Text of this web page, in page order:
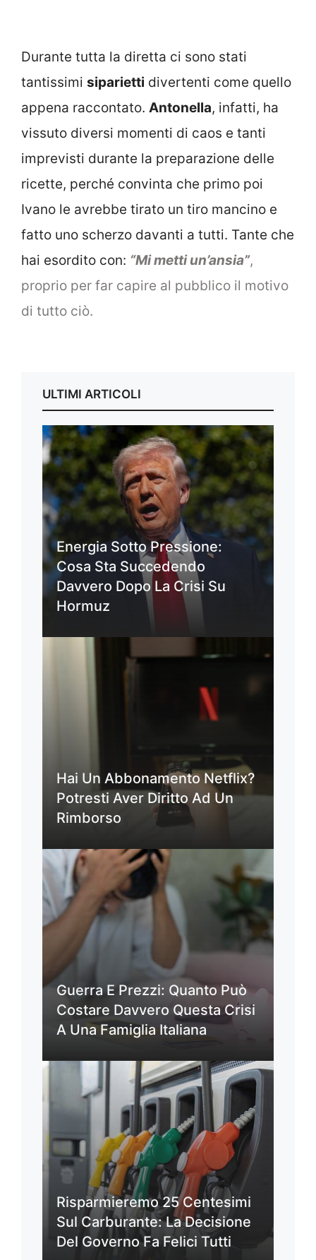
Durante tutta la diretta ci sono stati
tantissimi siparietti divertenti come quello
appena raccontato. Antonella, infatti, ha
vissuto diversi momenti di caos e tanti
imprevisti durante la preparazione delle
ricette, perché convinta che primo poi
Ivano le avrebbe tirato un tiro mancino e
fatto uno scherzo davanti a tutti. Tante che
hai esordito con: “Mi metti un’ansia”,
proprio per far capire al pubblico il motivo
di tutto ciò.
ULTIMI ARTICOLI
Energia Sotto Pressione:
Cosa Sta Succedendo
Davvero Dopo La Crisi Su
Hormuz
Hai Un Abbonamento Netflix?
Potresti Aver Diritto Ad Un
Rimborso
Guerra E Prezzi: Quanto Può
Costare Davvero Questa Crisi
A Una Famiglia Italiana
Risparmieremo 25 Centesimi
Sul Carburante: La Decisione
Del Governo Fa Felici Tutti